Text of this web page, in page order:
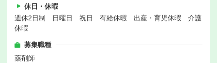
休日・休暇
週休2日制 日曜日 祝日 有給休暇 出産・育児休暇 介護
休暇
募集職種
薬剤師